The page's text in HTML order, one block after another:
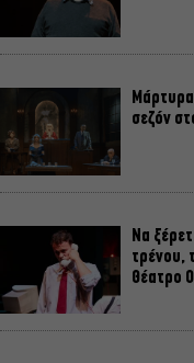
σεζόν
Να
τρένου,
Θέατρο